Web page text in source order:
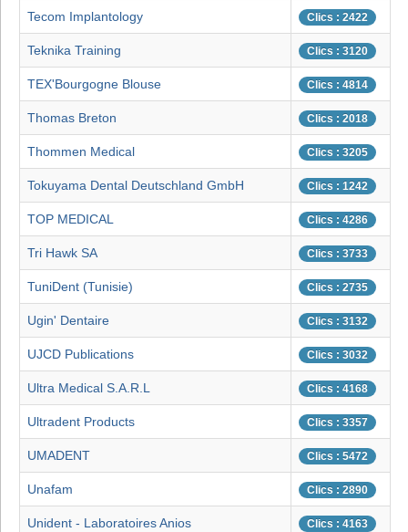
Tecom Implantology Clics : 2422
Teknika Training Clics : 3120
TEX'Bourgogne Blouse Clics : 4814
Thomas Breton Clics : 2018
Thommen Medical Clics : 3205
Tokuyama Dental Deutschland GmbH Clics : 1242
TOP MEDICAL Clics : 4286
Tri Hawk SA Clics : 3733
TuniDent (Tunisie) Clics : 2735
Ugin' Dentaire Clics : 3132
UJCD Publications Clics : 3032
Ultra Medical S.A.R.L Clics : 4168
Ultradent Products Clics : 3357
UMADENT Clics : 5472
Unafam Clics : 2890
Unident - Laboratoires Anios Clics : 4163